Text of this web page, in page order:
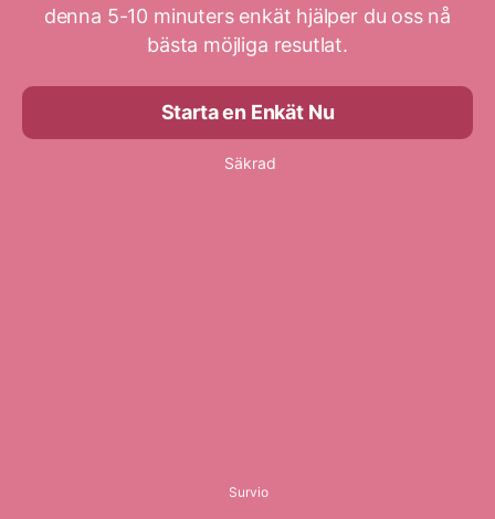
denna 5-10 minuters enkät hjälper du oss nå
bästa möjliga resutlat.
Starta en Enkät Nu
Säkrad
Survio